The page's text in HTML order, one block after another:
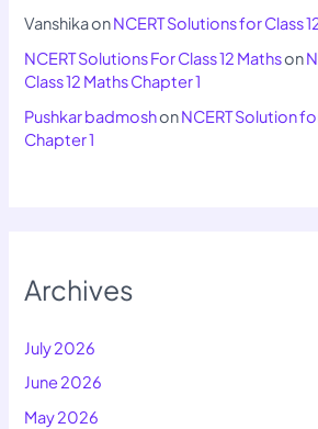
VanshikaonNCERT Solutions for Class
NCERT Solutions For Class 12 Mathson
Class 12 Maths Chapter 1
Pushkar badmoshonNCERT Solution
Chapter 1
Archives
July 2026
June 2026
May 2026